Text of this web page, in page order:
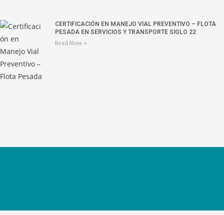
CERTIFICACIÓN EN MANEJO VIAL PREVENTIVO – FLOTA
PESADA EN SERVICIOS Y TRANSPORTE SIGLO 22
Read More »